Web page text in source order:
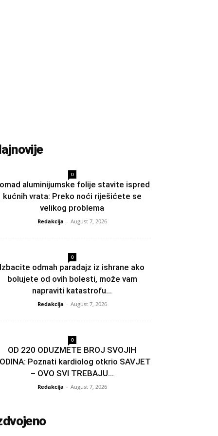
0
aluminijumske folije stavite ispred
kućnih vrata: Preko noći riješićete se
velikog problema
Redakcija - August 7, 2026
0
Izbacite odmah paradajz iz ishrane ako
bolujete od ovih bolesti, može vam
napraviti katastrofu...
Redakcija - August 7, 2026
0
OD 220 ODUZMETE BROJ SVOJIH
Poznati kardiolog otkrio SAVJET
– OVO SVI TREBAJU...
Redakcija - August 7, 2026